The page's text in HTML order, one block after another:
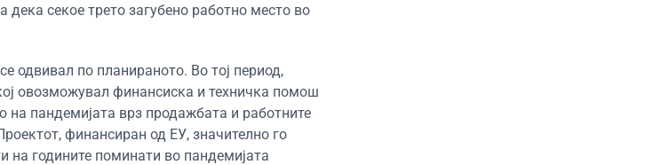
секое трето загубено работно место во
одвивал по планираното. Во тој период,
овозможувал финансиска и техничка помош
на пандемијата врз продажбата и работните
финансиран од ЕУ, значително го
на годините поминати во пандемијата